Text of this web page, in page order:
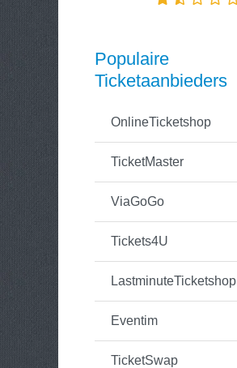
Populaire
Ticketaanbieders
OnlineTicketshop
TicketMaster
ViaGoGo
Tickets4U
LastminuteTicketshop
Eventim
TicketSwap